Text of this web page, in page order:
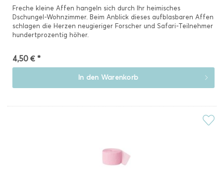
Freche kleine Affen hangeln sich durch Ihr heimisches
Dschungel-Wohnzimmer. Beim Anblick dieses aufblasbaren Affen
schlagen die Herzen neugieriger Forscher und Safari-Teilnehmer
hundertprozentig höher.
4,50 € *
In den Warenkorb